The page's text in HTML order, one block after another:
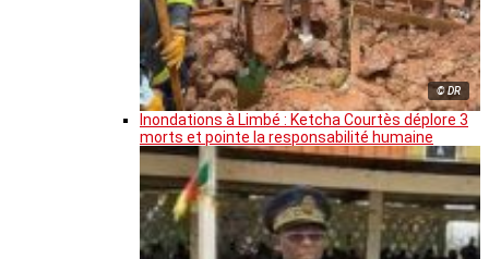
© DR
Inondations à Limbé : Ketcha Courtès déplore 3
morts et pointe la responsabilité humaine